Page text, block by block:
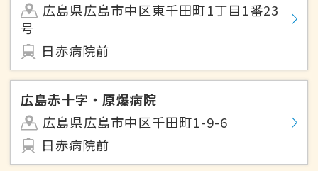
広島県広島市中区東千田町1丁目1番23
号
日赤病院前
広島赤十字・原爆病院
広島県広島市中区千田町1-9-6
日赤病院前